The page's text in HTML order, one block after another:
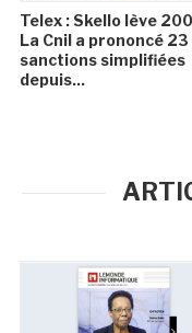
Telex : Skello lève
La Cnil a prononcé 23
sanctions simplifiées
depuis...